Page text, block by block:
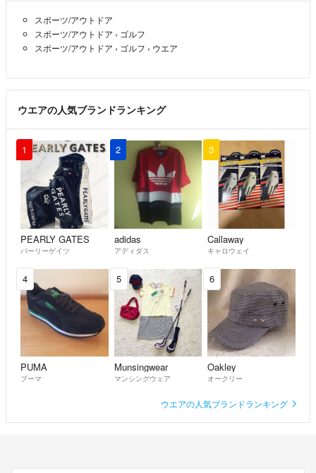
スポーツ/アウトドア
スポーツ/アウトドア › ゴルフ
スポーツ/アウトドア › ゴルフ › ウエア
ウエアの人気ブランドランキング
1
PEARLY GATES
パーリーゲイツ
2
adidas
アディダス
3
Callaway
キャロウェイ
4
PUMA
プーマ
5
Munsingwear
マンシングウェア
6
Oakley
オークリー
ウエアの人気ブランドランキング